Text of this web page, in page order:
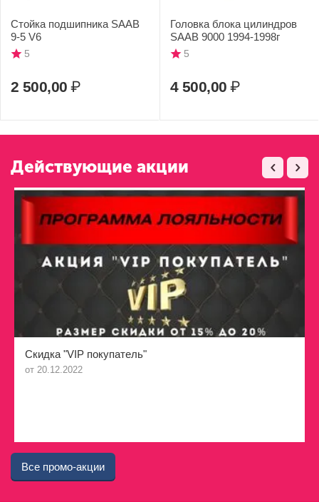
Стойка подшипника SAAB
9-5 V6
5
2 500,00 ₽
Головка блока цилиндров
SAAB 9000 1994-1998г
5
4 500,00 ₽
Действующие акции
Скидка "VIP покупатель"
от 20.12.2022
Все промо-акции